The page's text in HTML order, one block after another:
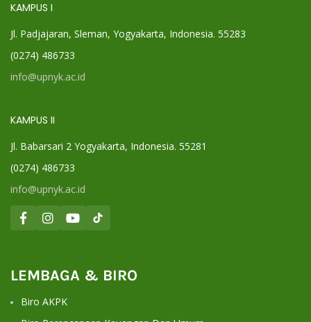
KAMPUS I
Jl. Padjajaran, Sleman, Yogyakarta, Indonesia. 55283
(0274) 486733
info@upnyk.ac.id
KAMPUS II
Jl. Babarsari 2 Yogyakarta, Indonesia. 55281
(0274) 486733
info@upnyk.ac.id
LEMBAGA & BIRO
Biro AKPK